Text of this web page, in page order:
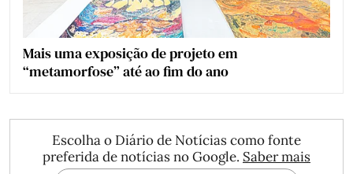
Mais uma exposição de projeto em
“metamorfose” até ao fim do ano
Escolha o Diário de Notícias como fonte
preferida de notícias no Google. Saber mais